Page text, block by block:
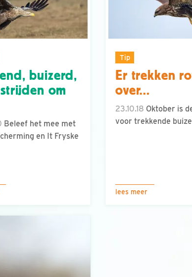
buizerd,
om
Beleef het mee met
en It Fryske
Tip
Er trekken
over…
23.10.18 Oktober is
voor trekkende
lees meer